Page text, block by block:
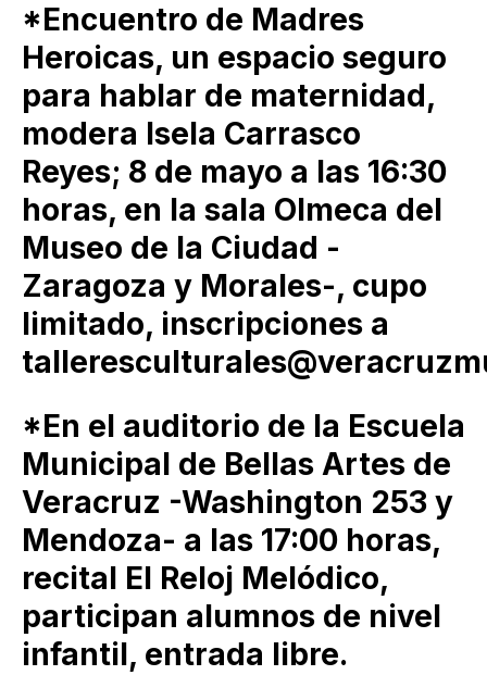
*Encuentro de Madres
Heroicas, un espacio seguro
para hablar de maternidad,
modera Isela Carrasco
Reyes; 8 de mayo a las 16:30
horas, en la sala Olmeca del
Museo de la Ciudad -
Zaragoza y Morales-, cupo
limitado, inscripciones a
*En el auditorio de la Escuela
Municipal de Bellas Artes de
Veracruz -Washington 253 y
Mendoza- a las 17:00 horas,
recital El Reloj Melódico,
participan alumnos de nivel
infantil, entrada libre.